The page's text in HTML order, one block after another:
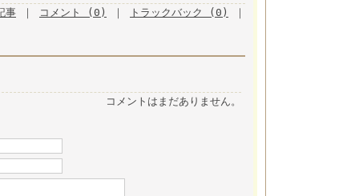
事 ｜ コメント (0) ｜ トラックバック (0) ｜
コメントはまだありません。